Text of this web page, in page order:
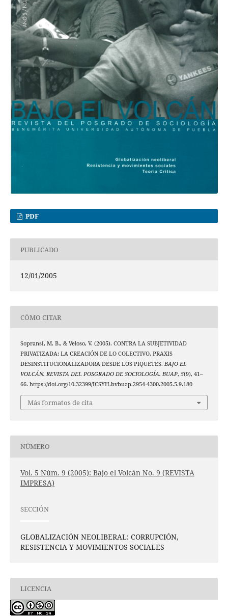
PDF
PUBLICADO
12/01/2005
CÓMO CITAR
Sopransi, M. B., & Veloso, V. (2005). CONTRA LA SUBJETIVIDAD
PRIVATIZADA: LA CREACIÓN DE LO COLECTIVO. PRAXIS
DESINSTITUCIONALIZADORA DESDE LOS PIQUETES. BAJO EL
VOLCÁN. REVISTA DEL POSGRADO DE SOCIOLOGÍA. BUAP, 5(9), 41–
66. https://doi.org/10.32399/ICSYH.bvbuap.2954-4300.2005.5.9.180
Más formatos de cita
NÚMERO
Vol. 5 Núm. 9 (2005): Bajo el Volcán No. 9 (REVISTA
IMPRESA)
SECCIÓN
GLOBALIZACIÓN NEOLIBERAL: CORRUPCIÓN,
RESISTENCIA Y MOVIMIENTOS SOCIALES
LICENCIA